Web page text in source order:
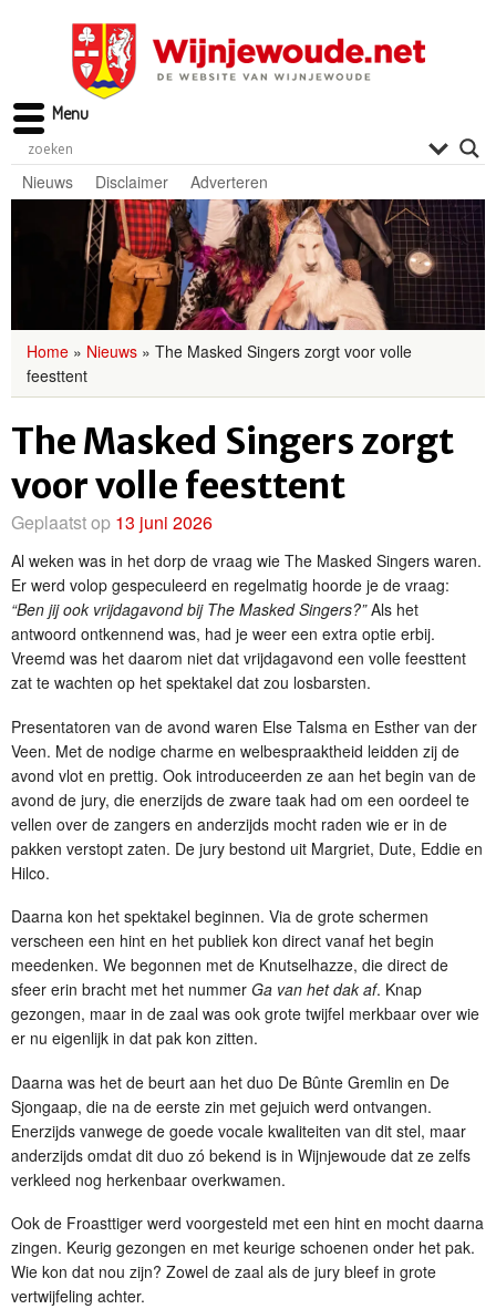
Nieuws Disclaimer Adverteren
Home » Nieuws » The Masked Singers zorgt voor volle
feesttent
The Masked Singers zorgt
voor volle feesttent
Geplaatst op 13 juni 2026
Al weken was in het dorp de vraag wie The Masked Singers waren.
Er werd volop gespeculeerd en regelmatig hoorde je de vraag:
“Ben jij ook vrijdagavond bij The Masked Singers?”Als het
antwoord ontkennend was, had je weer een extra optie erbij.
Vreemd was het daarom niet dat vrijdagavond een volle feesttent
zat te wachten op het spektakel dat zou losbarsten.
Presentatoren van de avond waren Else Talsma en Esther van der
Veen. Met de nodige charme en welbespraaktheid leidden zij de
avond vlot en prettig. Ook introduceerden ze aan het begin van de
avond de jury, die enerzijds de zware taak had om een oordeel te
vellen over de zangers en anderzijds mocht raden wie er in de
pakken verstopt zaten. De jury bestond uit Margriet, Dute, Eddie en
Hilco.
Daarna kon het spektakel beginnen. Via de grote schermen
verscheen een hint en het publiek kon direct vanaf het begin
meedenken. We begonnen met de Knutselhazze, die direct de
sfeer erin bracht met het nummer Ga van het dak af. Knap
gezongen, maar in de zaal was ook grote twijfel merkbaar over wie
er nu eigenlijk in dat pak kon zitten.
Daarna was het de beurt aan het duo De Bûnte Gremlin en De
Sjongaap, die na de eerste zin met gejuich werd ontvangen.
Enerzijds vanwege de goede vocale kwaliteiten van dit stel, maar
anderzijds omdat dit duo zó bekend is in Wijnjewoude dat ze zelfs
verkleed nog herkenbaar overkwamen.
Ook de Froasttiger werd voorgesteld met een hint en mocht daarna
zingen. Keurig gezongen en met keurige schoenen onder het pak.
Wie kon dat nou zijn? Zowel de zaal als de jury bleef in grote
vertwijfeling achter.
Menu